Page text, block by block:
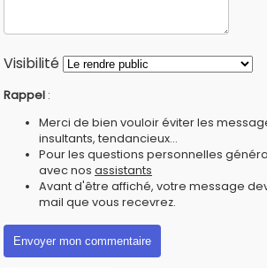
Visibilité
Rappel :
Merci de bien vouloir éviter les
insultants, tendancieux...
Pour les questions personnelles
avec nos assistants
Avant d'être affiché, votre message
mail que vous recevrez.